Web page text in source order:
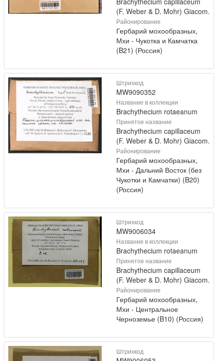
(F. Weber & D. Mohr) Giacom.
Районирование
Гербарий мохообразных,
Мхи - Чукотка и Камчатка
(B21) (Россия)
Штрихкод
MW9090352
Название в коллекции
Brachythecium rotaeanum
Принятое название
Brachythecium capillaceum
(F. Weber & D. Mohr) Giacom.
Районирование
Гербарий мохообразных,
Мхи - Дальний Восток (без
Чукотки и Камчатки) (B20)
(Россия)
Штрихкод
MW9006034
Название в коллекции
Brachythecium rotaeanum
Принятое название
Brachythecium capillaceum
(F. Weber & D. Mohr) Giacom.
Районирование
Гербарий мохообразных,
Мхи - Центральное
Черноземье (B10) (Россия)
Штрихкод